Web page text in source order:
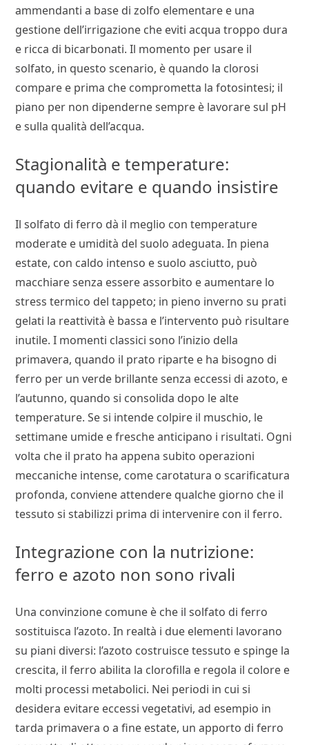
ammendanti a base di zolfo elementare e una
gestione dell’irrigazione che eviti acqua troppo dura
e ricca di bicarbonati. Il momento per usare il
solfato, in questo scenario, è quando la clorosi
compare e prima che comprometta la fotosintesi; il
piano per non dipenderne sempre è lavorare sul pH
e sulla qualità dell’acqua.
Stagionalità e temperature:
quando evitare e quando insistire
Il solfato di ferro dà il meglio con temperature
moderate e umidità del suolo adeguata. In piena
estate, con caldo intenso e suolo asciutto, può
macchiare senza essere assorbito e aumentare lo
stress termico del tappeto; in pieno inverno su prati
gelati la reattività è bassa e l’intervento può risultare
inutile. I momenti classici sono l’inizio della
primavera, quando il prato riparte e ha bisogno di
ferro per un verde brillante senza eccessi di azoto, e
l’autunno, quando si consolida dopo le alte
temperature. Se si intende colpire il muschio, le
settimane umide e fresche anticipano i risultati. Ogni
volta che il prato ha appena subito operazioni
meccaniche intense, come carotatura o scarificatura
profonda, conviene attendere qualche giorno che il
tessuto si stabilizzi prima di intervenire con il ferro.
Integrazione con la nutrizione:
ferro e azoto non sono rivali
Una convinzione comune è che il solfato di ferro
sostituisca l’azoto. In realtà i due elementi lavorano
su piani diversi: l’azoto costruisce tessuto e spinge la
crescita, il ferro abilita la clorofilla e regola il colore e
molti processi metabolici. Nei periodi in cui si
desidera evitare eccessi vegetativi, ad esempio in
tarda primavera o a fine estate, un apporto di ferro